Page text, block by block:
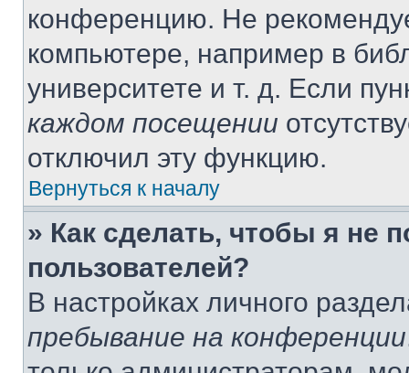
конференцию. Не
компьютере, например в
университете и т. д. Если
каждом посещении
отключил эту функцию.
Вернуться к началу
» Как сделать, чтобы я не
пользователей?
В настройках личного
пребывание на конференции